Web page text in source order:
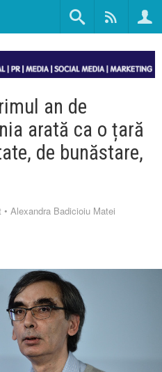
an de
arată ca o țară
de bunăstare,
• Alexandra Badicioiu Matei